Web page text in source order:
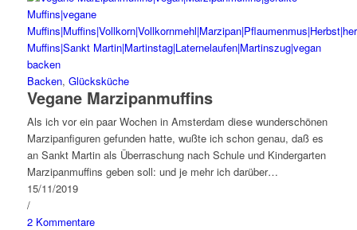
Backen, Glücksküche
Vegane Marzipanmuffins
Als ich vor ein paar Wochen in Amsterdam diese wunderschönen
Marzipanfiguren gefunden hatte, wußte ich schon genau, daß es
an Sankt Martin als Überraschung nach Schule und Kindergarten
Marzipanmuffins geben soll: und je mehr ich darüber…
15/11/2019
/
2 Kommentare